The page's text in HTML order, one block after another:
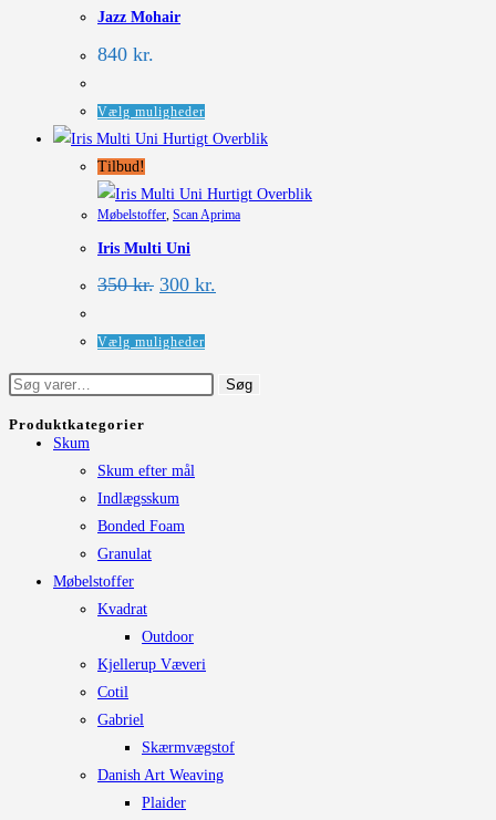
vælges
Jazz Mohair
840 kr.
Vælg muligheder
vare
flere
varianter.
på
Hurtigt Overblik
Tilbud!
Hurtigt Overblik
Møbelstoffer, Scan Aprima
Iris Multi Uni
350kr. Den
var:
300 kr.
Vælg muligheder
har
Søg
Søg
Produktkategorier
Skum
Skum efter mål
Indlægsskum
Bonded Foam
Granulat
Møbelstoffer
Kvadrat
Outdoor
Kjellerup Væveri
Cotil
Gabriel
Skærmvægstof
Danish Art Weaving
Plaider